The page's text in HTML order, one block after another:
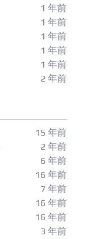
1 年前
1 年前
1 年前
1 年前
1 年前
2 年前
15 年前
2 年前
6 年前
16 年前
7 年前
16 年前
16 年前
3 年前